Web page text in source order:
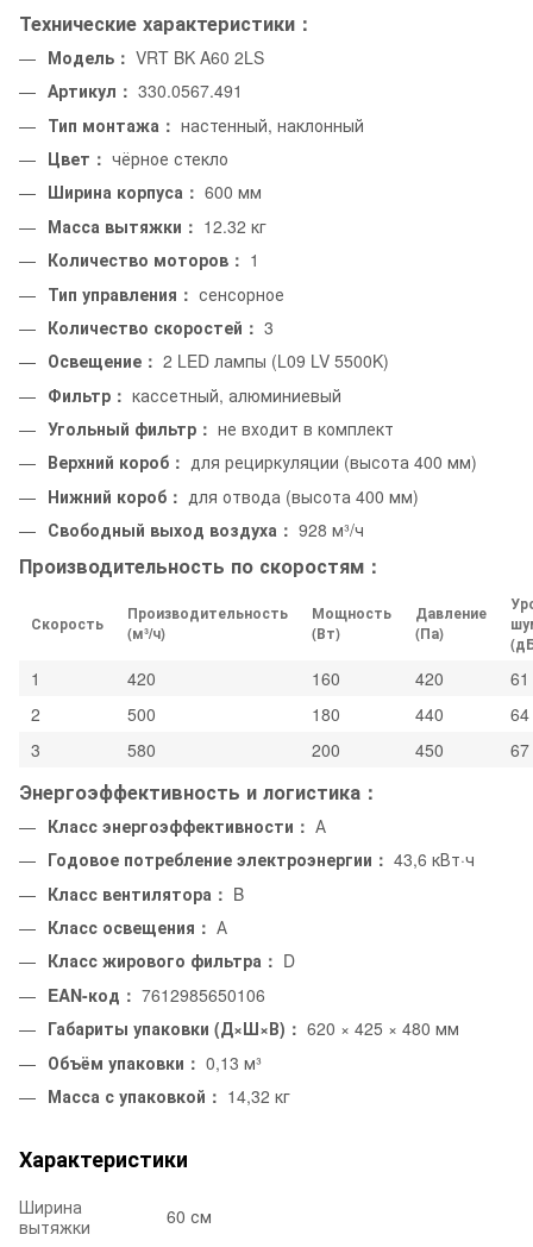
Технические характеристики：
Модель： VRT BK A60 2LS
Артикул： 330.0567.491
Тип монтажа： настенный, наклонный
Цвет： чёрное стекло
Ширина корпуса： 600 мм
Масса вытяжки： 12.32 кг
Количество моторов： 1
Тип управления： сенсорное
Количество скоростей： 3
Освещение： 2 LED лампы (L09 LV 5500K)
Фильтр： кассетный, алюминиевый
Угольный фильтр： не входит в комплект
Верхний короб： для рециркуляции (высота 400 мм)
Нижний короб： для отвода (высота 400 мм)
Свободный выход воздуха： 928 м³/ч
Производительность по скоростям：
Скорость
Производительность
(м³/ч)
Мощность
(Вт)
Давление
(Па)
1 420 160 420
61
2
500 180 440
64
3
580 200 450 67
Энергоэффективность и логистика：
Класс энергоэффективности： А
Годовое потребление электроэнергии： 43,6 кВт·ч
Класс вентилятора： B
Класс освещения： А
Класс жирового фильтра： D
EAN-код： 7612985650106
Габариты упаковки (Д×Ш×В)： 620 × 425 × 480 мм
Объём упаковки： 0,13 м³
Масса с упаковкой： 14,32 кг
Характеристики
Ширина
вытяжки
60 см